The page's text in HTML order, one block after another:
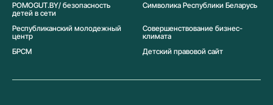
POMOGUT.BY/ безопасность
детей в сети
Символика Реcпублики Беларусь
Республиканский молодежный
центр
Совершенствование бизнес-
климата
БРСМ
Детский правовой сайт